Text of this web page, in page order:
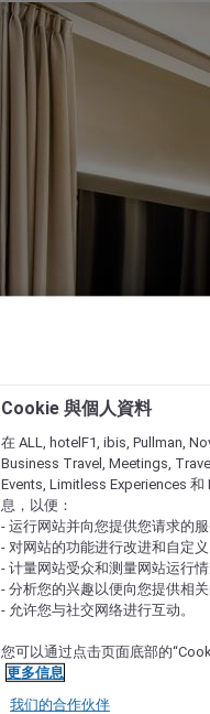
Cookie 與個人資料
在 ALL, hotelF1, ibis, Pullman,
Business Travel, Meetings,
Events, Limitless Experiences 和
息，以便：
- 运行网站并向您提供您请求的
- 对网站的功能进行改进和自定义
- 计量网站受众和测量网站运行
- 分析您的兴趣以便向您提供相
- 允许您与社交网络进行互动。
您可以通过点击页面底部的
更多信息
我们的合作伙伴